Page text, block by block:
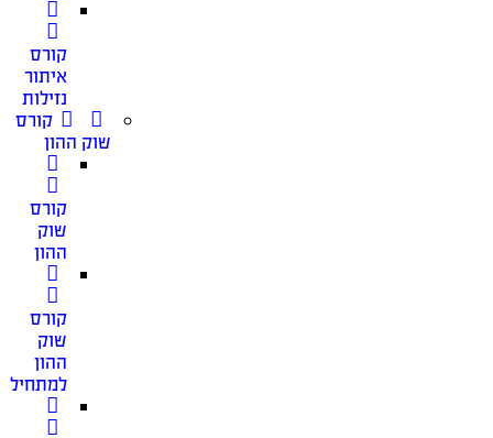
קורס
איתור
נזילות
קורס
שוק ההון
קורס
שוק
ההון
קורס
שוק
ההון